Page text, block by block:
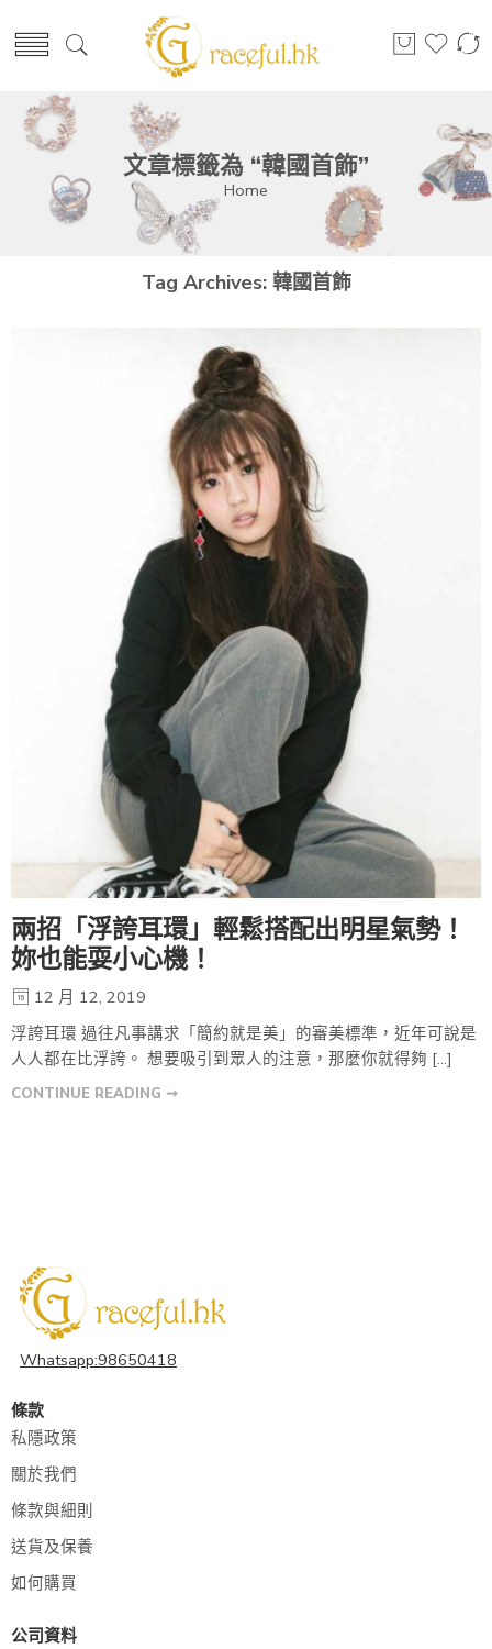
文章標籤為 “韓國首飾”
Home
Tag Archives: 韓國首飾
兩招「浮誇耳環」輕鬆搭配出明星氣勢！
妳也能耍小心機！
12 月 12, 2019
浮誇耳環 過往凡事講求「簡約就是美」的審美標準，近年可說是
人人都在比浮誇。 想要吸引到眾人的注意，那麼你就得夠 […]
CONTINUE READING ➞
Whatsapp:98650418
條款
私隱政策
關於我們
條款與細則
送貨及保養
如何購買
公司資料